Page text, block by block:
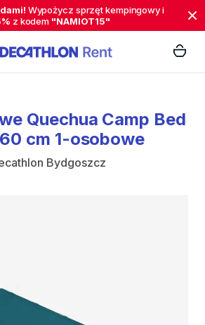
Wypożycz sprzęt kempingowy i
z kodem "NAMIOT15"
Quechua Camp Bed
60 cm 1-osobowe
Bydgoszcz